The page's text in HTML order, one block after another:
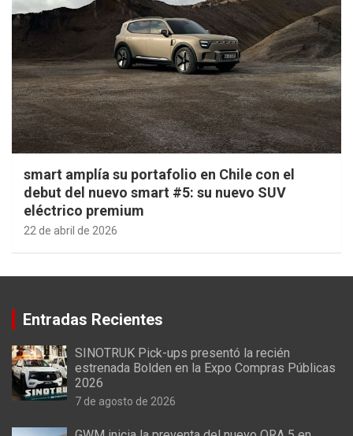
smart amplía su portafolio en Chile con el
debut del nuevo smart #5: su nuevo SUV
eléctrico premium
22 de abril de 2026
Entradas Recientes
SINOTRUK Pick-ups presentó la recién
estrenada Bolden en la Expo Compras Públicas
2026
7 de agosto de 2026